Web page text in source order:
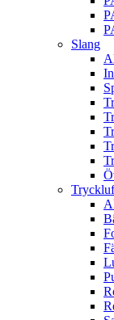
Slang